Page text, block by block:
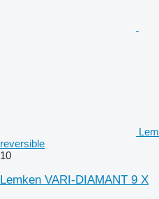
reversible
10
Lemken VARI-DIAMANT 9 X